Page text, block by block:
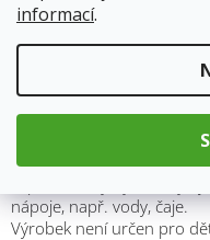
informací.
sporýš nať, pýr oddenek,
100 g výrobku obsahuje
bylin.
Doporučené dávkování:
nápoje, např. vody, čaje.
Výrobek není určen pro